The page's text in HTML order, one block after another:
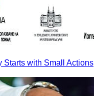
Starts with Small Actions